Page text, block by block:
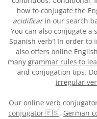
how to conjugate the
acidificarin our search
You can also conjugate a
Spanish verb’! In order
also offers online
many grammar rules to
and conjugation tips.
irregular
Our online verb
conjugator 🇪🇸, German